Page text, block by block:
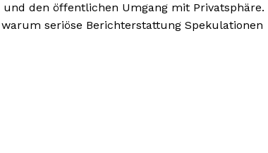
den öffentlichen Umgang mit Privatsphäre.
seriöse Berichterstattung Spekulationen